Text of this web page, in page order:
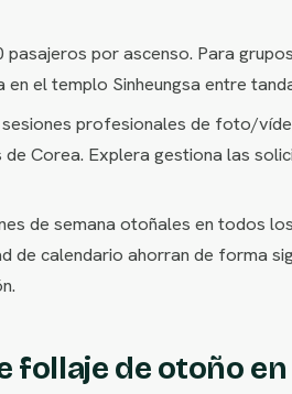
pasajeros por ascenso. Para
el templo Sinheungsa entre
profesionales de foto/
Corea. Explera gestiona las
de semana otoñales en todos
de calendario ahorran de forma
follaje de otoño en